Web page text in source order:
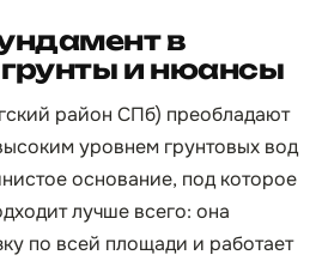
в
и нюансы
район СПб) преобладают
уровнем грунтовых вод
основание, под которое
лучше всего: она
по всей площади и работает